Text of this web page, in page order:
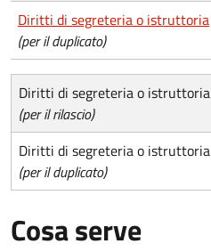
Diritti di segreteria o istruttoria
(per il duplicato)
Diritti di segreteria o istruttoria
(per il rilascio)
Diritti di segreteria o istruttoria
(per il duplicato)
Cosa serve